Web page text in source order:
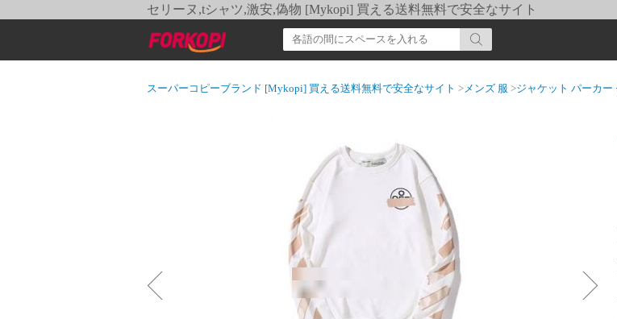
セリーヌ,tシャツ,激安,偽物 [Mykopi] 買える送料無料で安全なサイト
スーパーコピーブランド [Mykopi] 買える送料無料で安全なサイト >メンズ 服 >ジャケット パーカー